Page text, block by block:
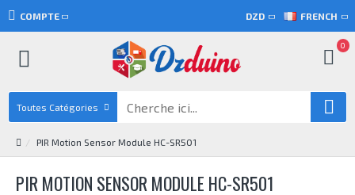
COMPTE DZD FRENCH
0
Toutes Catégories
PIR Motion Sensor Module HC-SR501
PIR MOTION SENSOR MODULE HC-SR501